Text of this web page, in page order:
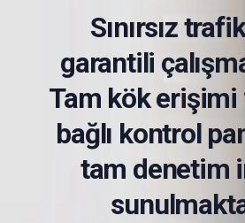
Sınırsız
garantili
Tam kök erişimi
bağlı kontrol
tam denetim